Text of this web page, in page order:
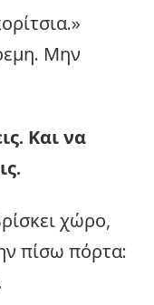
Μην
Και να
χώρο,
πίσω πόρτα: